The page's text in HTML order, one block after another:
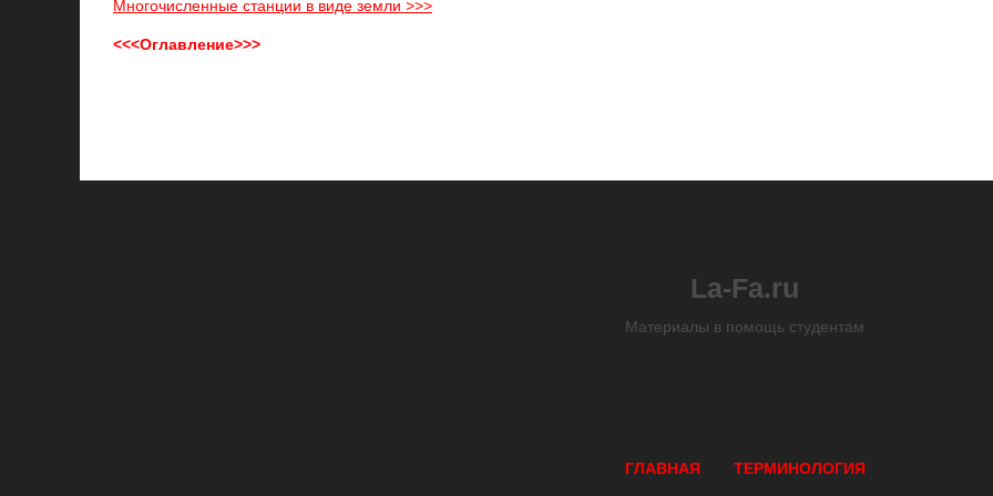
Многочисленные станции в виде земли >>>
<<<Оглавление>>>
La-Fa.ru
Материалы в помощь студентам
ГЛАВНАЯ ТЕРМИНОЛОГИЯ